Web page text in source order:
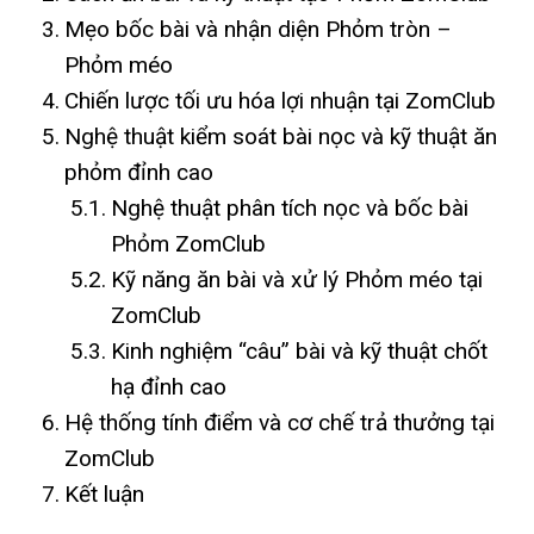
Mẹo bốc bài và nhận diện Phỏm tròn –
Phỏm méo
Chiến lược tối ưu hóa lợi nhuận tại ZomClub
Nghệ thuật kiểm soát bài nọc và kỹ thuật ăn
phỏm đỉnh cao
Nghệ thuật phân tích nọc và bốc bài
Phỏm ZomClub
Kỹ năng ăn bài và xử lý Phỏm méo tại
ZomClub
Kinh nghiệm “câu” bài và kỹ thuật chốt
hạ đỉnh cao
Hệ thống tính điểm và cơ chế trả thưởng tại
ZomClub
Kết luận